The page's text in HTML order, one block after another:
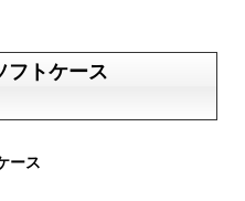
トケース
ース